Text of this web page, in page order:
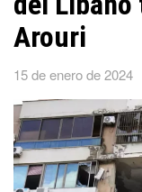
Arouri
15 de enero de 2024